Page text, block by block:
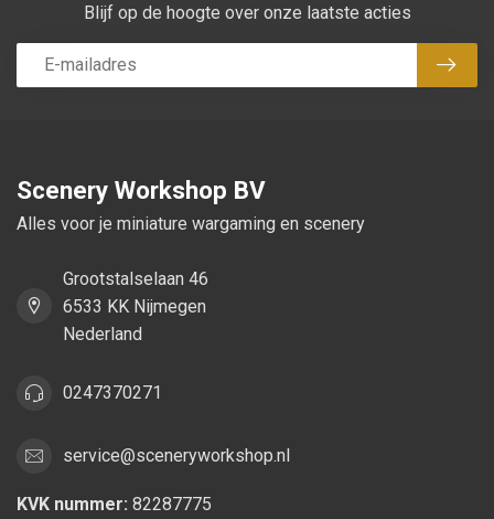
Blijf op de hoogte over onze laatste acties
Scenery Workshop BV
Alles voor je miniature wargaming en scenery
Grootstalselaan 46
6533 KK Nijmegen
Nederland
0247370271
service@sceneryworkshop.nl
KVK nummer: 82287775